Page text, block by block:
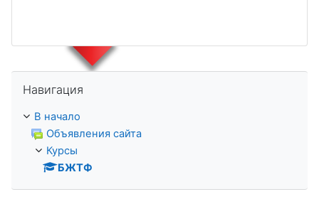
Навигация
В начало
Объявления сайта
Курсы
БЖТФ